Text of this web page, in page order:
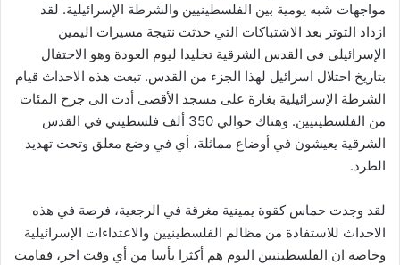
مواجهات شبه يومية بين الفلسطينيين والشرطة الإسرائيلية. لقد
ازداد التوتر بعد الاشتباكات التي حدثت نتيجة مسيرات اليمين
الإسرائيلي في القدس الشرقية تخليدا ليوم العودة وهو الاحتفال
بتاريخ احتلال اسرائيل لهذا الجزء من القدس. تبعت هذه الاحداث قيام
الشرطة الإسرائيلية بغارة على مسجد الأقصى أدت الى جرح المئات
من الفلسطينيين. وهناك حوالي 350 ألف فلسطيني في القدس
الشرقية يعيشون في أوضاع مماثلة، أي في وضع معلق وتحت تهديد
الطرد.
لقد وجدت حماس كقوة يمينية مغرقة في الرجعية، فرصة في هذه
الاحداث للاستفادة من مظالم الفلسطينيين والاعتداءات الإسرائيلية
وخاصة ان الفلسطينيين اليوم هم أكثرا يأسا من أي وقت اخر، فقامت